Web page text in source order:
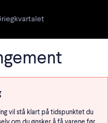
vil stå klart på tidspunktet du